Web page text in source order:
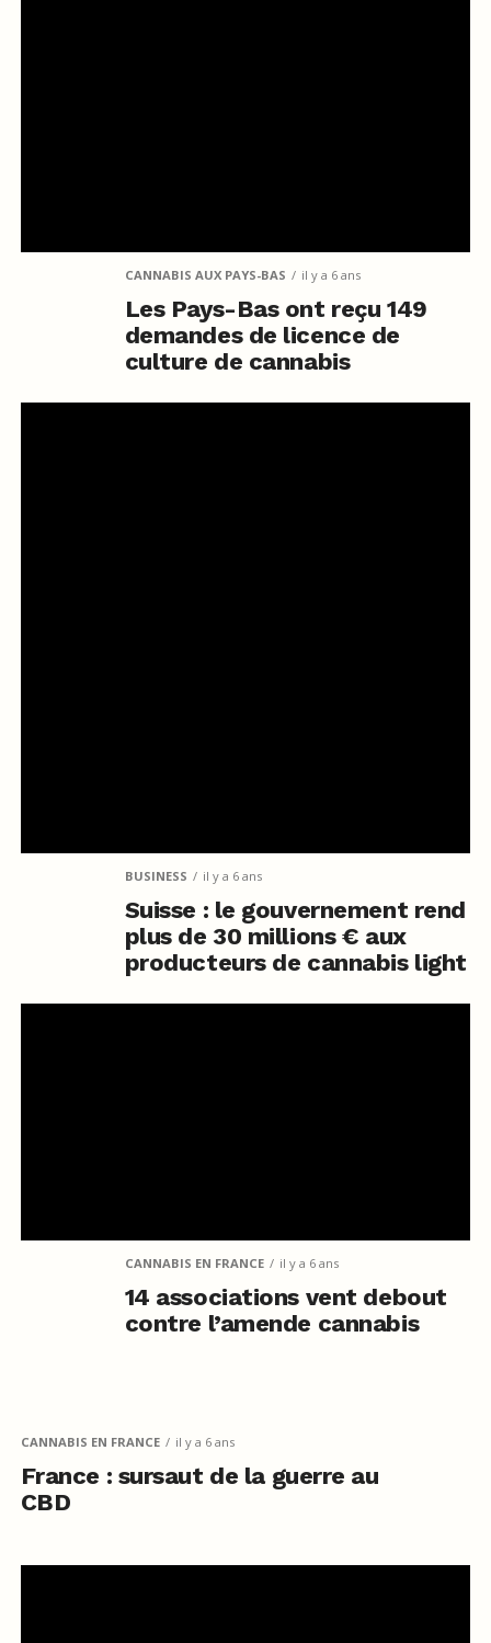
CANNABIS AUX PAYS-BAS il y a 6 ans
Les Pays-Bas ont reçu 149
demandes de licence de
culture de cannabis
BUSINESS il y a 6 ans
Suisse : le gouvernement rend
plus de 30 millions € aux
producteurs de cannabis light
CANNABIS EN FRANCE il y a 6 ans
14 associations vent debout
contre l’amende cannabis
CANNABIS EN FRANCE il y a 6 ans
France : sursaut de la guerre au
CBD